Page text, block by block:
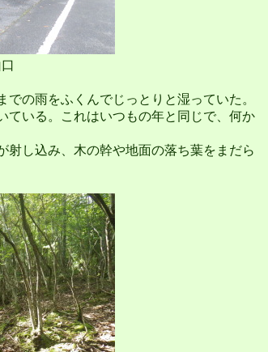
の雨をふくんでじっとりと湿っていた。
ている。これはいつもの年と同じで、何か
し込み、木の幹や地面の落ち葉をまだら